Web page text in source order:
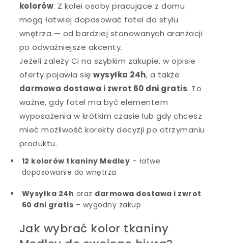
kolorów. Z kolei osoby pracujące z domu
mogą łatwiej dopasować fotel do stylu
wnętrza — od bardziej stonowanych aranżacji
po odważniejsze akcenty.
Jeżeli zależy Ci na szybkim zakupie, w opisie
oferty pojawia sięwysyłka 24h, a także
darmowa dostawa i zwrot 60 dni gratis. To
ważne, gdy fotel ma być elementem
wyposażenia w krótkim czasie lub gdy chcesz
mieć możliwość korekty decyzji po otrzymaniu
produktu.
12 kolorów tkaniny Medley – łatwe
dopasowanie do wnętrza
Wysyłka 24h oraz darmowa dostawa i zwrot
60 dni gratis – wygodny zakup
Jak wybrać kolor tkaniny